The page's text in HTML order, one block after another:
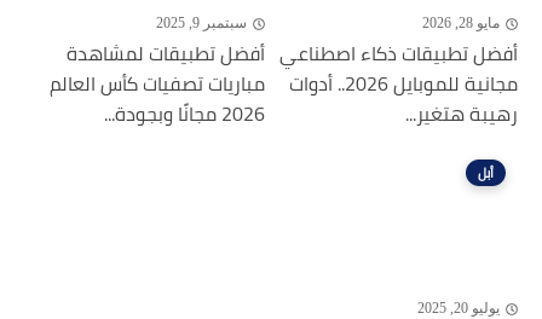
مايو 28, 2026
أفضل تطبيقات ذكاء اصطناعي
مجانية للموبايل 2026.. أدوات
رهيبة هتغير...
سبتمبر 9, 2025
أفضل تطبيقات لمشاهدة
مباريات تصفيات كأس العالم
2026 مجانًا وبجودة...
أبل
يوليو 20, 2025